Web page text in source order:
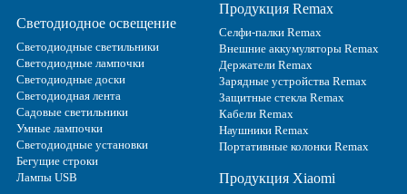
Светодиодное освещение
Светодиодные светильники
Светодиодные лампочки
Светодиодные доски
Светодиодная лента
Садовые светильники
Умные лампочки
Светодиодные установки
Бегущие строки
Лампы USB
Продукция Remax
Селфи-палки Remax
Внешние аккумуляторы Remax
Держатели Remax
Зарядные устройства Remax
Защитные стекла Remax
Кабели Remax
Наушники Remax
Портативные колонки Remax
Продукция Xiaomi